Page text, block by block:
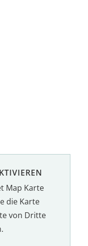
Map Karte
die Karte
von Dritte